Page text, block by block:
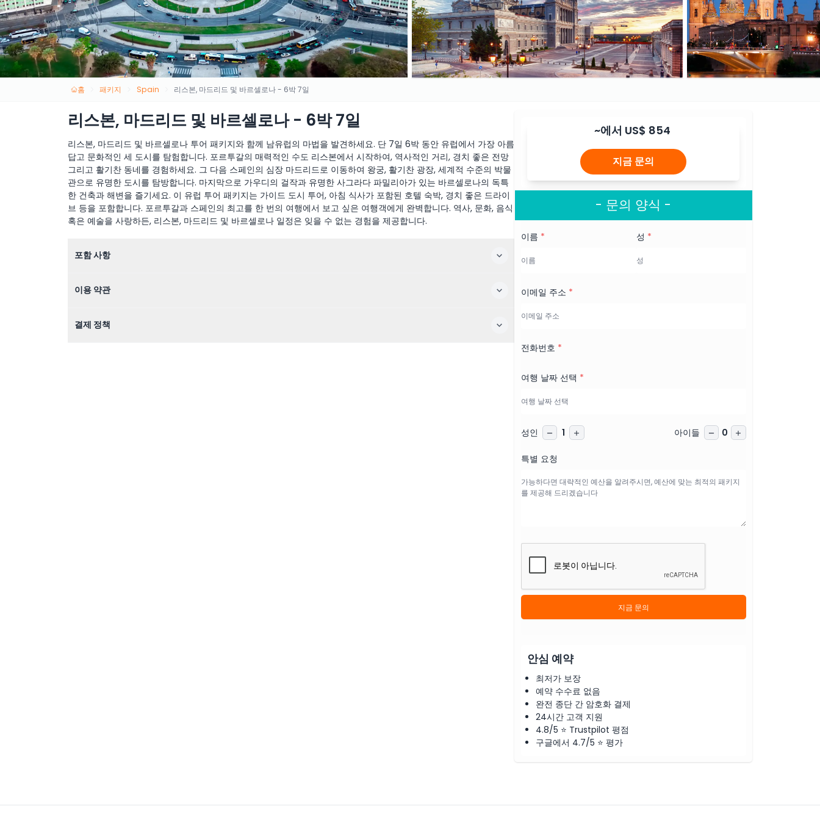
홈 패키지 Spain 리스본, 마드리드 및 바르셀로나 - 6박 7일
리스본, 마드리드 및 바르셀로나 - 6박 7일
리스본, 마드리드 및 바르셀로나 투어 패키지와 함께 남유럽의 마법을 발견하세요. 단 7일 6박 동안 유럽에서 가장 아름
답고 문화적인 세 도시를 탐험합니다. 포르투갈의 매력적인 수도 리스본에서 시작하여, 역사적인 거리, 경치 좋은 전망
그리고 활기찬 동네를 경험하세요. 그 다음 스페인의 심장 마드리드로 이동하여 왕궁, 활기찬 광장, 세계적 수준의 박물
관으로 유명한 도시를 탐방합니다. 마지막으로 가우디의 걸작과 유명한 사그라다 파밀리아가 있는 바르셀로나의 독특
한 건축과 해변을 즐기세요. 이 유럽 투어 패키지는 가이드 도시 투어, 아침 식사가 포함된 호텔 숙박, 경치 좋은 드라이
브 등을 포함합니다. 포르투갈과 스페인의 최고를 한 번의 여행에서 보고 싶은 여행객에게 완벽합니다. 역사, 문화, 음식
혹은 예술을 사랑하든, 리스본, 마드리드 및 바르셀로나 일정은 잊을 수 없는 경험을 제공합니다.
포함 사항
이용 약관
결제 정책
~에서 US$ 854
지금 문의
- 문의 양식 -
이름 * 성 *
이메일 주소 *
전화번호 *
여행 날짜 선택 *
성인 1 아이들 0
특별 요청
지금 문의
안심 예약
최저가 보장
예약 수수료 없음
완전 종단 간 암호화 결제
24시간 고객 지원
4.8/5 ⭐ Trustpilot 평점
구글에서 4.7/5 ⭐ 평가